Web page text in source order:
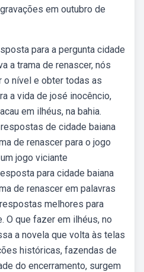
em outubro de
para a pergunta cidade
a trama de renascer, nós
o nível e obter todas as
a vida de josé inocêncio,
em ilhéus, na bahia.
de cidade baiana
de renascer para o jogo
jogo viciante
para cidade baiana
de renascer em palavras
melhores para
O que fazer em ilhéus, no
a novela que volta às telas
históricas, fazendas de
do encerramento, surgem